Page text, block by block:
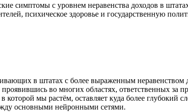
симптомы с уровнем неравенства доходов в
психическое здоровье и государственную
в штатах с более выраженным
во многих областях, ответственных за
которой мы растём, оставляет куда более
основными нейронными сетями.